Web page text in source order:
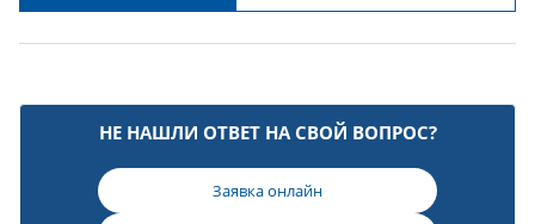
НЕ НАШЛИ ОТВЕТ НА СВОЙ ВОПРОС?
Заявка онлайн